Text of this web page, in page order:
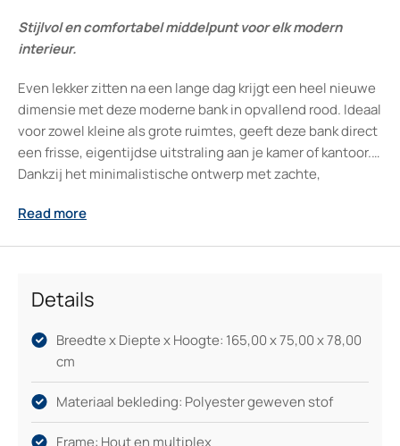
Stijlvol en comfortabel middelpunt voor elk modern
interieur.
Even lekker zitten na een lange dag krijgt een heel nieuwe
dimensie met deze moderne bank in opvallend rood. Ideaal
voor zowel kleine als grote ruimtes, geeft deze bank direct
een frisse, eigentijdse uitstraling aan je kamer of kantoor.
Dankzij het minimalistische ontwerp met zachte,
uitnodigend aan, terwijl de twee bijpassende kussens
Read more
Details
Breedte x Diepte x Hoogte: 165,00 x 75,00 x 78,00
cm
Materiaal bekleding: Polyester geweven stof
Frame: Hout en multiplex